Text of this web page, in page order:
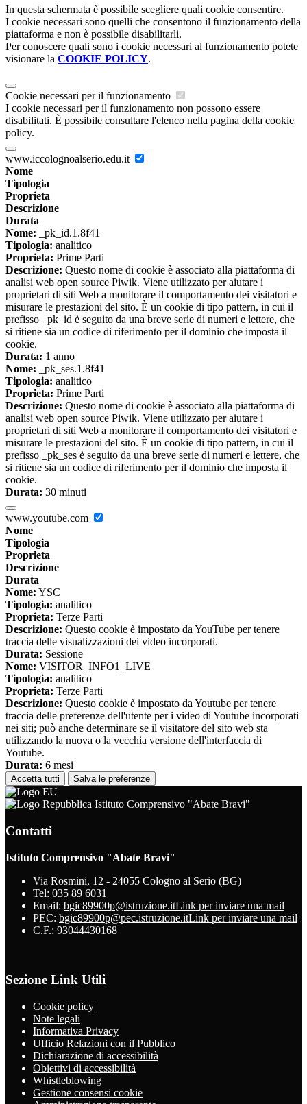
In questa schermata è possibile scegliere quali cookie consentire.
I cookie necessari sono quelli che consentono il funzionamento della
piattaforma e non è possibile disabilitarli.
Per conoscere quali sono i cookie necessari al funzionamento potete
visionare la COOKIE POLICY.
Cookie necessari per il funzionamento
I cookie necessari per il funzionamento non possono essere
disabilitati. È possibile consultare l'elenco nella pagina della cookie
policy.
www.iccolognoalserio.edu.it
Nome
Tipologia
Proprieta
Descrizione
Durata
Nome: _pk_id.1.8f41
Tipologia: analitico
Proprieta: Prime Parti
Descrizione: Questo nome di cookie è associato alla piattaforma di
analisi web open source Piwik. Viene utilizzato per aiutare i
proprietari di siti Web a monitorare il comportamento dei visitatori e
misurare le prestazioni del sito. È un cookie di tipo pattern, in cui il
prefisso _pk_id è seguito da una breve serie di numeri e lettere, che
si ritiene sia un codice di riferimento per il dominio che imposta il
cookie.
Durata: 1 anno
Nome: _pk_ses.1.8f41
Tipologia: analitico
Proprieta: Prime Parti
Descrizione: Questo nome di cookie è associato alla piattaforma di
analisi web open source Piwik. Viene utilizzato per aiutare i
proprietari di siti Web a monitorare il comportamento dei visitatori e
misurare le prestazioni del sito. È un cookie di tipo pattern, in cui il
prefisso _pk_ses è seguito da una breve serie di numeri e lettere, che
si ritiene sia un codice di riferimento per il dominio che imposta il
cookie.
Durata: 30 minuti
www.youtube.com
Nome
Tipologia
Proprieta
Descrizione
Durata
Nome: YSC
Tipologia: analitico
Proprieta: Terze Parti
Descrizione: Questo cookie è impostato da YouTube per tenere
traccia delle visualizzazioni dei video incorporati.
Durata: Sessione
Nome: VISITOR_INFO1_LIVE
Tipologia: analitico
Proprieta: Terze Parti
Descrizione: Questo cookie è impostato da Youtube per tenere
traccia delle preferenze dell'utente per i video di Youtube incorporati
nei siti; può anche determinare se il visitatore del sito web sta
utilizzando la nuova o la vecchia versione dell'interfaccia di
Youtube.
Durata: 6 mesi
Accetta tutti Salva le preferenze
Istituto Comprensivo "Abate Bravi"
Contatti
Istituto Comprensivo "Abate Bravi"
Via Rosmini, 12 - 24055 Cologno al Serio (BG)
Tel: 035 89 6031
Email: bgic89900p@istruzione.itLink per inviare una mail
PEC: bgic89900p@pec.istruzione.itLink per inviare una mail
C.F.: 93044430168
Sezione Link Utili
Cookie policy
Note legali
Informativa Privacy
Ufficio Relazioni con il Pubblico
Dichiarazione di accessibilità
Obiettivi di accessibilità
Whistleblowing
Gestione consensi cookie